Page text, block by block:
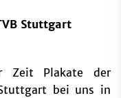
Stuttgart
Zeit Plakate der
bei uns in